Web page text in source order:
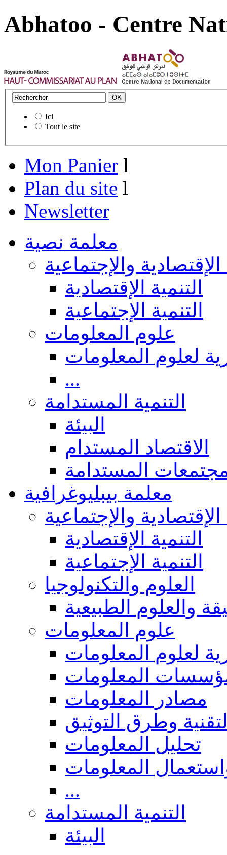
Abhatoo - Centre
Ici
Tout le site
Mon Panier l
Plan du site l
Newsletter
معلمة نصية
الإقتصادية والإجتماعية
التنمية الإقتصادية
التنمية الإجتماعية
علوم المعلومات
لعلوم المعلومات
...
التنمية المستدامة
البيئة
الاقتصاد المستدام
المستدامة
معلمة بيبليوغرافية
الإقتصادية والإجتماعية
التنمية الإقتصادية
التنمية الإجتماعية
العلوم والتكنولوجيا
والعلوم الطبيعية
علوم المعلومات
لعلوم المعلومات
المعلومات
مصادر المعلومات
وطرق التوثيق
تحليل المعلومات
المعلومات
...
التنمية المستدامة
البيئة